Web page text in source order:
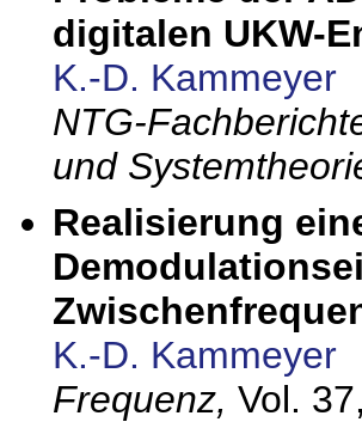
digitalen UKW-
K.-D. Kammeyer
NTG-
und
Realisierung
K.-D. Kammeyer
Frequenz, Vol.